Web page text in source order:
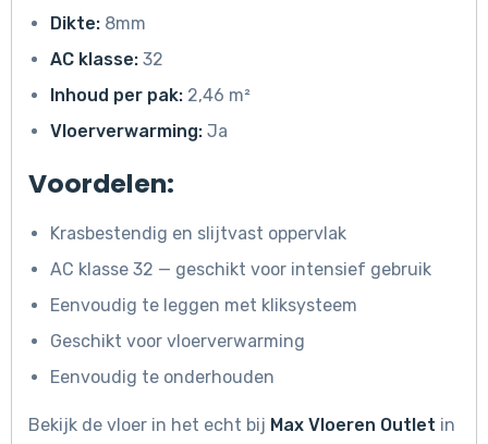
Dikte: 8mm
AC klasse: 32
Inhoud per pak: 2,46 m²
Vloerverwarming: Ja
Voordelen:
Krasbestendig en slijtvast oppervlak
AC klasse 32 — geschikt voor intensief gebruik
Eenvoudig te leggen met kliksysteem
Geschikt voor vloerverwarming
Eenvoudig te onderhouden
Bekijk de vloer in het echt bij Max Vloeren Outlet in